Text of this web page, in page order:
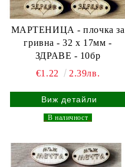
МАРТЕНИЦА - плочка за
гривна - 32 х 17мм -
ЗДРАВЕ - 10бр
€1.22
2.39лв.
Виж детайли
В наличност